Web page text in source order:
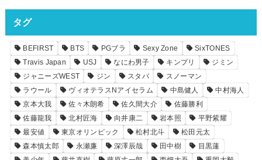
タグ
BEFIRST BTS PGブラ Sexy Zone
SixTONES
Travis Japan
USJ なにわ男子 キンプリ
ジミン
ジャニーズWEST
ジン スタバ
スノーマン
ラウール
ヴィオテラスNアイセラム 中島健人
中村海人
京本大我
佐々木朗希 佐久間大介
佐藤勝利
佐藤龍我
北村匠海 向井康二 岩本照
平野紫耀
最安値
東京オリンピック 松村北斗
松田元太
森本慎太郎
永瀬廉 深澤辰哉 田中樹
目黒蓮